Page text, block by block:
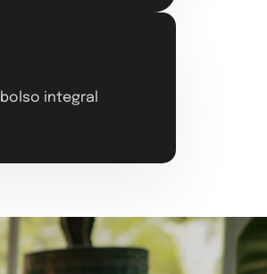
integral